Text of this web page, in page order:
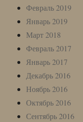
Февраль 2019
Январь 2019
Март 2018
Февраль 2017
Январь 2017
Декабрь 2016
Ноябрь 2016
Октябрь 2016
Сентябрь 2016